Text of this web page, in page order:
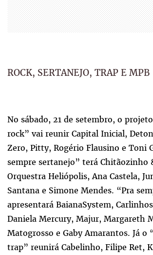
ROCK, SERTANEJO, TRAP E MPB
No sábado, 21 de setembro, o
rock” vai reunir Capital Inicial,
Zero, Pitty, Rogério Flausino e Toni
sempre sertanejo” terá Chitãozinho
Orquestra Heliópolis, Ana Castela,
Santana e Simone Mendes. “Pra
apresentará BaianaSystem,
Daniela Mercury, Majur, Margareth
Matogrosso e Gaby Amarantos. Já o
trap” reunirá Cabelinho, Filipe Ret,